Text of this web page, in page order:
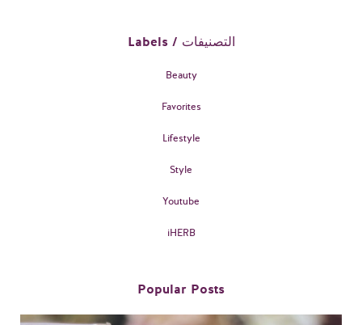
Labels / التصنيفات
Beauty
Favorites
Lifestyle
Style
Youtube
iHERB
Popular Posts